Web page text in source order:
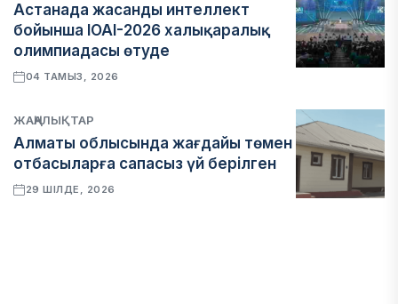
Астанада жасанды интеллект
бойынша IOAI-2026 халықаралық
олимпиадасы өтуде
04 ТАМЫЗ, 2026
ЖАҢАЛЫҚТАР
Алматы облысында жағдайы төмен
отбасыларға сапасыз үй берілген
29 ШІЛДЕ, 2026